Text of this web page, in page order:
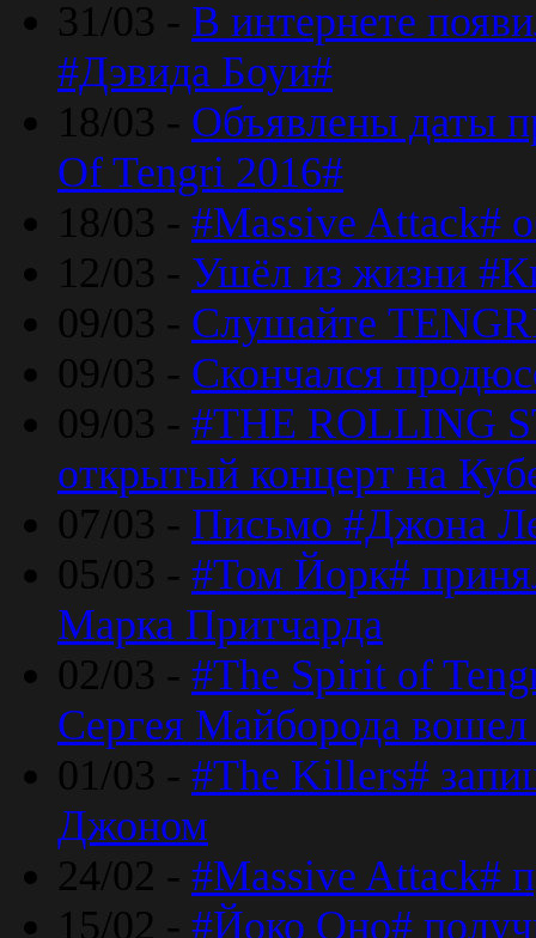
31/03 - В интернете
#Дэвида Боуи#
18/03 - Объявлены даты
Of Tengri 2016#
18/03 - #Massive Attack#
12/03 - Ушёл из жизни
09/03 - Слушайте
09/03 - Скончался
09/03 - #THE ROLLING
открытый концерт на
07/03 - Письмо #Джона
05/03 - #Том Йорк#
Марка Притчарда
02/03 - #The Spirit of
Сергея Майборода
01/03 - #The Killers#
Джоном
24/02 - #Massive Attack#
15/02 - #Йоко Оно#